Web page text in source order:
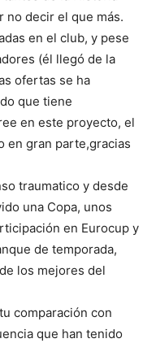
no decir el que más.
en el club, y pese
(él llegó de la
ofertas se ha
que tiene
en este proyecto, el
en gran parte,gracias
traumatico y desde
una Copa, unos
en Eurocup y
de temporada,
los mejores del
comparación con
que han tenido